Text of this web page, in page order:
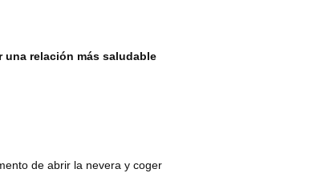
una relación más saludable
de abrir la nevera y coger